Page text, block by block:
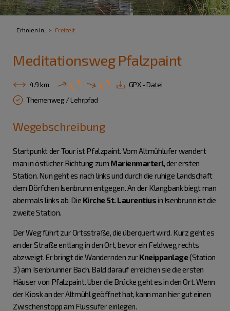
Erholen in... Freizeit
Meditationsweg Pfalzpaint
4.9 km
GPX - Datei
Themenweg / Lehrpfad
Wegebschreibung
Startpunkt der Tour ist Pfalzpaint. Vom Altmühlufer wandert
man in östlicher Richtung zum Marienmarterl, der ersten
Station. Nun geht es nach links und durch die ruhige Landschaft
dem Dörfchen Isenbrunn entgegen. An der Klangbank biegt man
abermals links ab. Die Kirche St. Laurentiusin Isenbrunn ist die
zweite Station.
Der Weg führt zur Ortsstraße, die überquert wird. Kurz geht es
an der Straße entlang in den Ort, bevor ein Feldweg rechts
abzweigt. Er bringt die Wandernden zurKneippanlage(Station
3) am Isenbrunner Bach. Bald darauf erreichen sie die ersten
Häuser von Pfalzpaint. Über die Brücke geht es in den Ort. Wenn
der Kiosk an der Altmühl geöffnet hat, kann man hier gut einen
Zwischenstopp am Flussufer einlegen.